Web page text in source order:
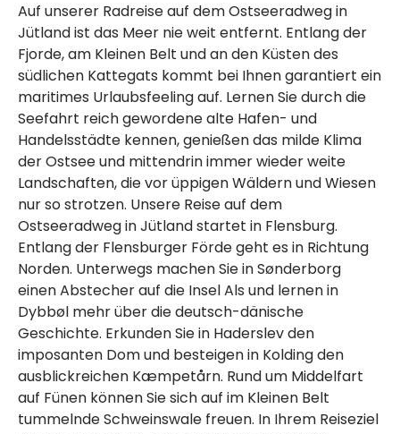
Auf unserer Radreise auf dem Ostseeradweg in
Jütland ist das Meer nie weit entfernt. Entlang der
Fjorde, am Kleinen Belt und an den Küsten des
südlichen Kattegats kommt bei Ihnen garantiert ein
maritimes Urlaubsfeeling auf. Lernen Sie durch die
Seefahrt reich gewordene alte Hafen- und
Handelsstädte kennen, genießen das milde Klima
der Ostsee und mittendrin immer wieder weite
Landschaften, die vor üppigen Wäldern und Wiesen
nur so strotzen. Unsere Reise auf dem
Ostseeradweg in Jütland startet in Flensburg.
Entlang der Flensburger Förde geht es in Richtung
Norden. Unterwegs machen Sie in Sønderborg
einen Abstecher auf die Insel Als und lernen in
Dybbøl mehr über die deutsch-dänische
Geschichte. Erkunden Sie in Haderslev den
imposanten Dom und besteigen in Kolding den
ausblickreichen Kæmpetårn. Rund um Middelfart
auf Fünen können Sie sich auf im Kleinen Belt
tummelnde Schweinswale freuen. In Ihrem Reiseziel